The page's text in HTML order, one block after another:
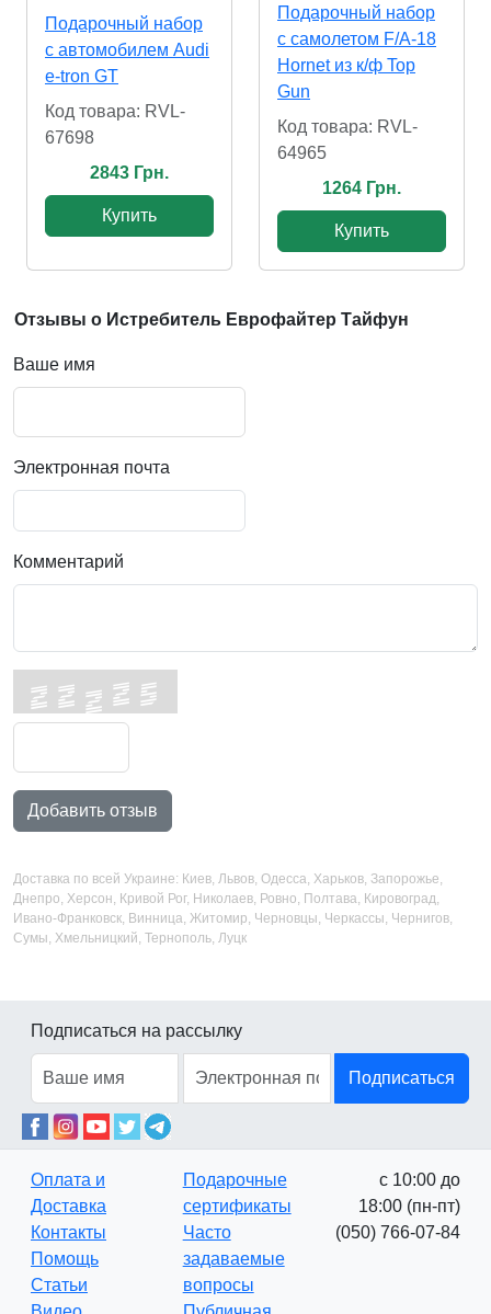
Подарочный набор
с автомобилем Audi
e-tron GT
Код товара: RVL-
67698
2843 Грн.
Купить
Подарочный набор
с самолетом F/A-18
Hornet из к/ф Top
Gun
Код товара: RVL-
64965
1264 Грн.
Купить
Отзывы о Истребитель Еврофайтер Тайфун
Ваше имя
Электронная почта
Комментарий
Добавить отзыв
Доставка по всей Украине: Киев, Львов, Одесса, Харьков, Запорожье,
Днепро, Херсон, Кривой Рог, Николаев, Ровно, Полтава, Кировоград,
Ивано-Франковск, Винница, Житомир, Черновцы, Черкассы, Чернигов,
Сумы, Хмельницкий, Тернополь, Луцк
Подписаться на рассылку
Подписаться
Оплата и
Доставка
Контакты
Помощь
Статьи
Подарочные
сертификаты
Часто
задаваемые
вопросы
с 10:00 до
18:00 (пн-пт)
(050) 766-07-84